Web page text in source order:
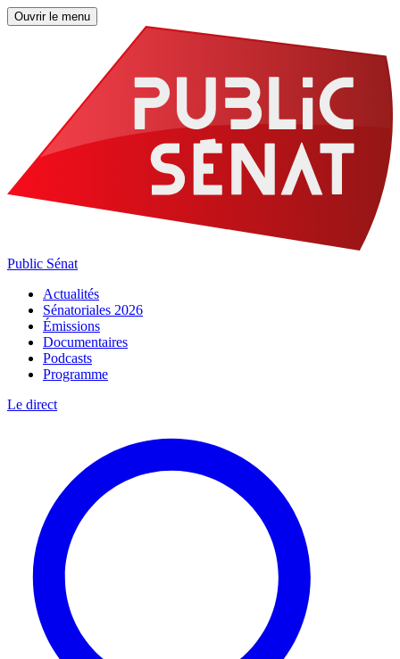
Ouvrir le menu
Public Sénat
Actualités
Sénatoriales 2026
Émissions
Documentaires
Podcasts
Programme
Le direct